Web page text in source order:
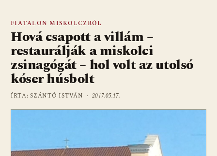
FIATALON MISKOLCZRÓL
Hová csapott a villám –
restaurálják a miskolci
zsinagógát – hol volt az utolsó
kóser húsbolt
ÍRTA: SZÁNTÓ ISTVÁN ·2017.05.17.